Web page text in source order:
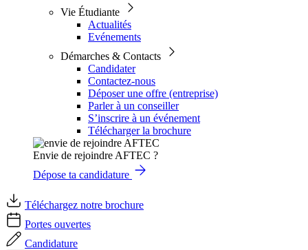
Vie Étudiante
Actualités
Evénements
Démarches & Contacts
Candidater
Contactez-nous
Déposer une offre (entreprise)
Parler à un conseiller
S’inscrire à un événement
Télécharger la brochure
Envie de rejoindre AFTEC ?
Dépose ta candidature
Téléchargez notre brochure
Portes ouvertes
Candidature